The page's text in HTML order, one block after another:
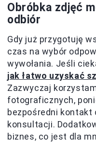
Obróbka zdjęć
odbiór
Gdy już przygotuję
czas na wybór
wywołania. Jeśli
jak łatwo uzyskać
Zazwyczaj
fotograficznych,
bezpośredni kontakt
konsultacji.
biznes, co jest dla